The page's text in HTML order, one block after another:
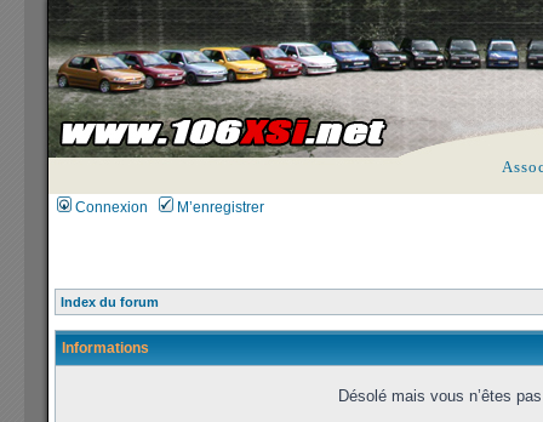
Connexion M’enregistrer
Index du forum
Informations
Désolé mais vous n’êtes